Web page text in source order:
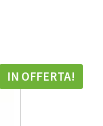
IN OFFERTA!